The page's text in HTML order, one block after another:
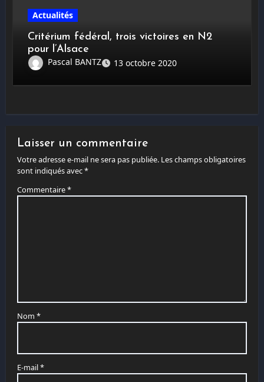
Actualités
Critérium fédéral, trois victoires en N2
pour l’Alsace
Pascal BANTZ
13 octobre 2020
Laisser un commentaire
Votre adresse e-mail ne sera pas publiée. Les champs obligatoires
sont indiqués avec*
Commentaire*
Nom *
E-mail*